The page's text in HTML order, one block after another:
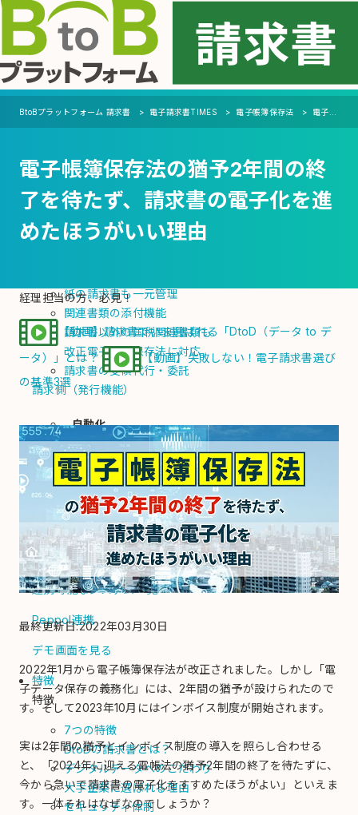
MENU
機能
支払側（受取機能）
自動化
会計ソフト・システムへの連携を自動化
支払通知書の電子化・自動発行
電子化
紙の請求書も一元管理
関連書類の添付機能
請求書以外の国税関連書類も
改正電子帳簿保存法に対応
請求書の受領代行・委託
請求側（発行機能）
自動化
請求書を自動発行
PDF請求書をメール送信
郵送代行
入金消込/督促
債権回収代行
電子化
納品書
連携可能なシステム一覧
Peppol連携
デモ画面を見る
特徴
特徴
7つの特徴
DtoDの請求書とは？
デジタルデータへのこだわり
大手企業に選ばれる理由
セキュリティ体制
BtoBプラットフォーム 請求書 電子請求書TIMES 電子帳簿保存法 電子帳簿保存法の猶予2年間の終了を待たず、請求書の電子化を進めたほうがいい理由
電子帳簿保存法の猶予2年間の終
了を待たず、請求書の電子化を進
めたほうがいい理由
経理担当の方、必見！
【動画】請求書でいま選ばれる「DtoD（データ to デ
ータ）」とは？
【動画】失敗しない！電子請求書選び
の基準3選
最終更新日:2022年03月30日
2022年1月から電子帳簿保存法が改正されました。しかし「電
子データ保存の義務化」には、2年間の猶予が設けられたので
す。そして2023年10月にはインボイス制度が開始されます。
実は2年間の猶予とインボイス制度の導入を照らし合わせる
と、「2024年に迎える電帳法の猶予2年間の終了を待たずに、
今から急いで請求書の電子化をすすめたほうがよい」といえま
す。一体それはなぜなのでしょうか？